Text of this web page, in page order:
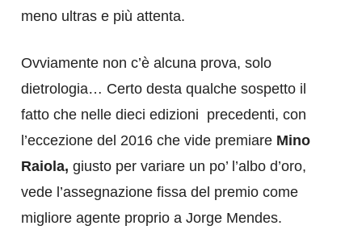
meno ultras e più attenta.
Ovviamente non c’è alcuna prova, solo
dietrologia… Certo desta qualche sospetto il
fatto che nelle dieci edizioni precedenti, con
l’eccezione del 2016 che vide premiare Mino
Raiola, giusto per variare un po’ l’albo d’oro,
vede l’assegnazione fissa del premio come
migliore agente proprio a Jorge Mendes.